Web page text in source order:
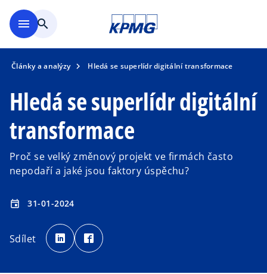
menu search
Články a analýzy Hledá se superlídr digitální transformace
Hledá se superlídr digitální
transformace
Proč se velký změnový projekt ve firmách často
nepodaří a jaké jsou faktory úspěchu?
event 31-01-2024
Sdílet p
e
n
p
e